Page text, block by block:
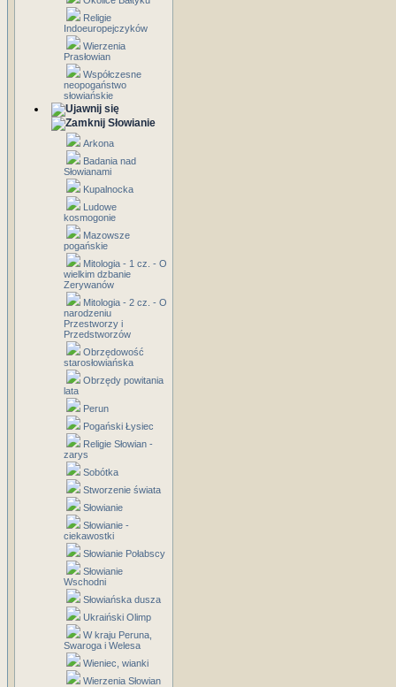
Religie
Indoeuropejczyków
Wierzenia
Prasłowian
Współczesne
neopogaństwo
słowiańskie
Słowianie
Arkona
Badania nad
Słowianami
Kupalnocka
Ludowe
kosmogonie
Mazowsze
pogańskie
Mitologia - 1 cz. - O
wielkim dzbanie
Zerywanów
Mitologia - 2 cz. - O
narodzeniu
Przestworzy i
Przedstworzów
Obrzędowość
starosłowiańska
Obrzędy powitania
lata
Perun
Pogański Łysiec
Religie Słowian -
zarys
Sobótka
Stworzenie świata
Słowianie
Słowianie -
ciekawostki
Słowianie Połabscy
Słowianie
Wschodni
Słowiańska dusza
Ukraiński Olimp
W kraju Peruna,
Swaroga i Welesa
Wieniec, wianki
Wierzenia Słowian